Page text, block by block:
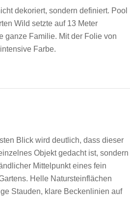
dekoriert, sondern definiert. Pool
Wild setzte auf 13 Meter
ganze Familie. Mit der Folie von
Farbe.
Blick wird deutlich, dass dieser
Objekt gedacht ist, sondern
Mittelpunkt eines fein
Helle Natursteinflächen
Stauden, klare Beckenlinien auf